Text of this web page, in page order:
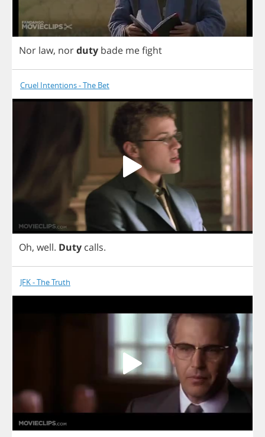
Nor law, norduty bade mefight
Cruel Intentions - The Bet
Oh, well. Duty calls.
JFK - The Truth